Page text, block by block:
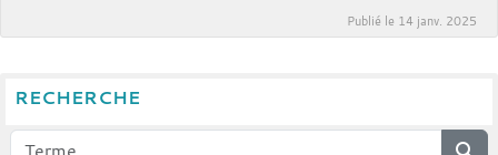
Publié le 14 janv. 2025
RECHERCHE